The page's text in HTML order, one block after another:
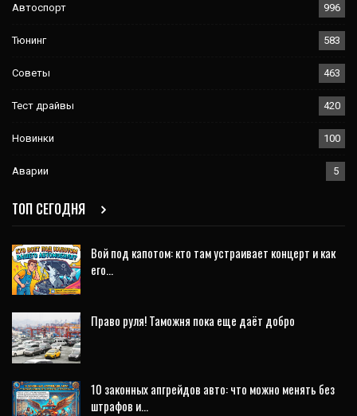
Автоспорт 996
Тюнинг 583
Советы 463
Тест драйвы 420
Новинки 100
Аварии 5
ТОП СЕГОДНЯ
Вой под капотом: кто там устраивает концерт и как
его…
Право руля! Таможня пока еще даёт добро
10 законных апгрейдов авто: что можно менять без
штрафов и…